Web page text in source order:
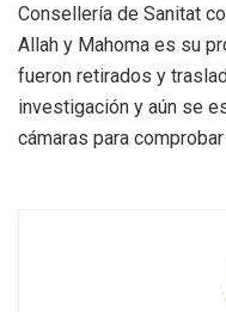
Consellería de Sanitat
Allah y Mahoma es su
fueron retirados y
investigación y aún se
cámaras para